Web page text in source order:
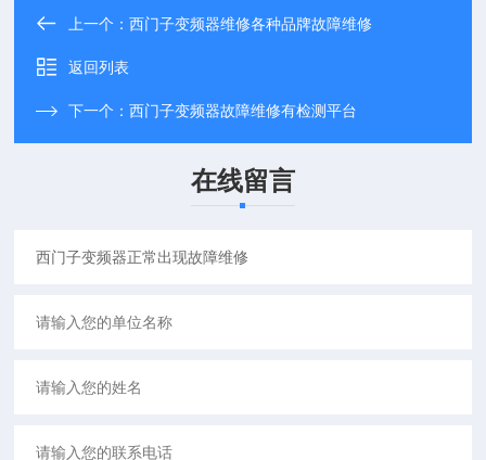
上一个：西门子变频器维修各种品牌故障维修
返回列表
下一个：西门子变频器故障维修有检测平台
在线留言